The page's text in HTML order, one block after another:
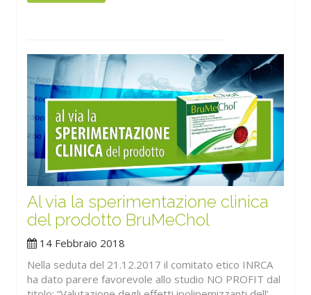
Al via la sperimentazione clinica
del prodotto BruMeChol
14 Febbraio 2018
Nella seduta del 21.12.2017 il comitato etico INRCA
ha dato parere favorevole allo studio NO PROFIT dal